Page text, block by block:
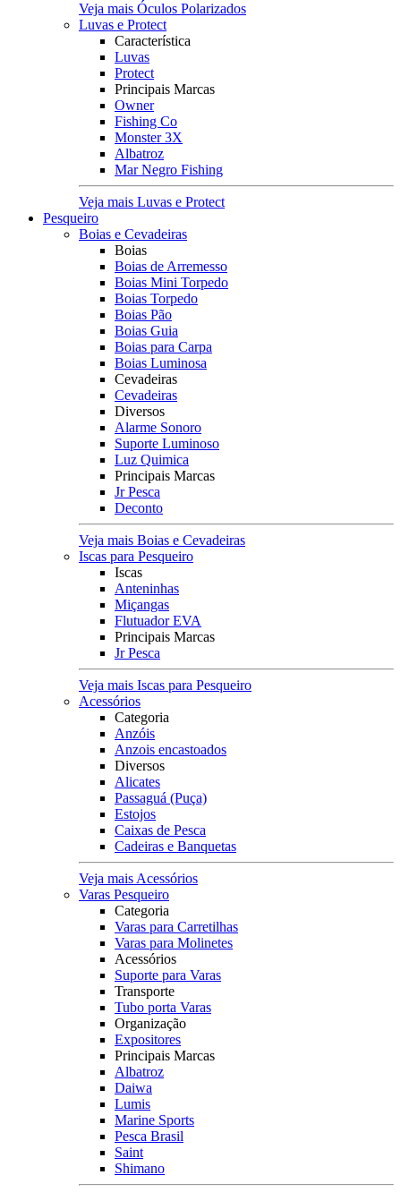
Veja mais Óculos Polarizados
Luvas e Protect
Característica
Luvas
Protect
Principais Marcas
Owner
Fishing Co
Monster 3X
Albatroz
Mar Negro Fishing
Veja mais Luvas e Protect
Pesqueiro
Boias e Cevadeiras
Boias
Boias de Arremesso
Boias Mini Torpedo
Boias Torpedo
Boias Pão
Boias Guia
Boias para Carpa
Boias Luminosa
Cevadeiras
Cevadeiras
Diversos
Alarme Sonoro
Suporte Luminoso
Luz Quimica
Principais Marcas
Jr Pesca
Deconto
Veja mais Boias e Cevadeiras
Iscas para Pesqueiro
Iscas
Anteninhas
Miçangas
Flutuador EVA
Principais Marcas
Jr Pesca
Veja mais Iscas para Pesqueiro
Acessórios
Categoria
Anzóis
Anzois encastoados
Diversos
Alicates
Passaguá (Puça)
Estojos
Caixas de Pesca
Cadeiras e Banquetas
Veja mais Acessórios
Varas Pesqueiro
Categoria
Varas para Carretilhas
Varas para Molinetes
Acessórios
Suporte para Varas
Transporte
Tubo porta Varas
Organização
Expositores
Principais Marcas
Albatroz
Daiwa
Lumis
Marine Sports
Pesca Brasil
Saint
Shimano